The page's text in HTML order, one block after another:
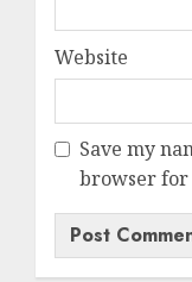
Website
Save my
browser for